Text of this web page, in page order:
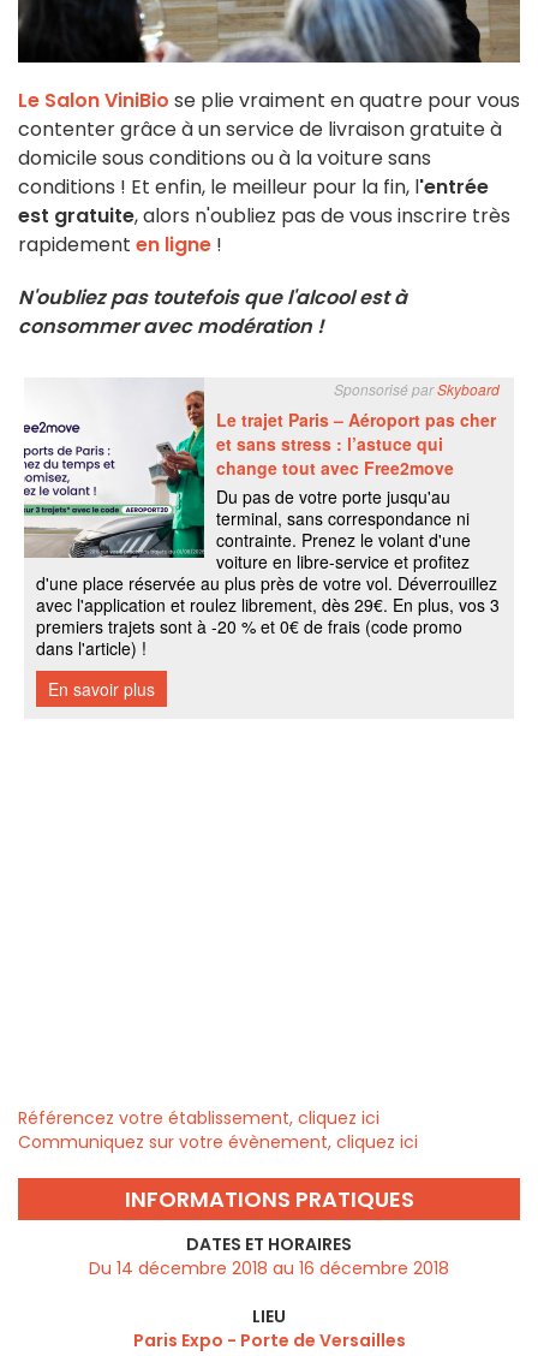
Le Salon ViniBio se plie vraiment en quatre pour vous
contenter grâce à un service de livraison gratuite à
domicile sous conditions ou à la voiture sans
conditions ! Et enfin, le meilleur pour la fin, l'entrée
est gratuite, alors n'oubliez pas de vous inscrire très
rapidement en ligne !
N'oubliez pas toutefois que l'alcool est à
consommer avec modération !
Référencez votre établissement, cliquez ici
Communiquez sur votre évènement, cliquez ici
INFORMATIONS PRATIQUES
DATES ET HORAIRES
Du 14 décembre 2018 au 16 décembre 2018
LIEU
Paris Expo - Porte de Versailles